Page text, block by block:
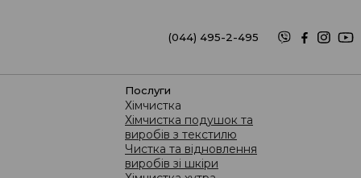
(044) 495-2-495
(067) 626-2-495
послуги
Хімчистка
Хімчистка подушок та
виробів з текстилю
Чистка та відновлення
виробів зі шкіри